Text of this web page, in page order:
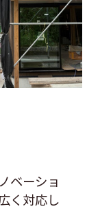
ベーショ
く対応し